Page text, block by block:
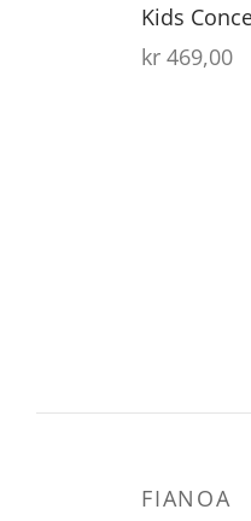
Kids
kr 469,00
FIANOA